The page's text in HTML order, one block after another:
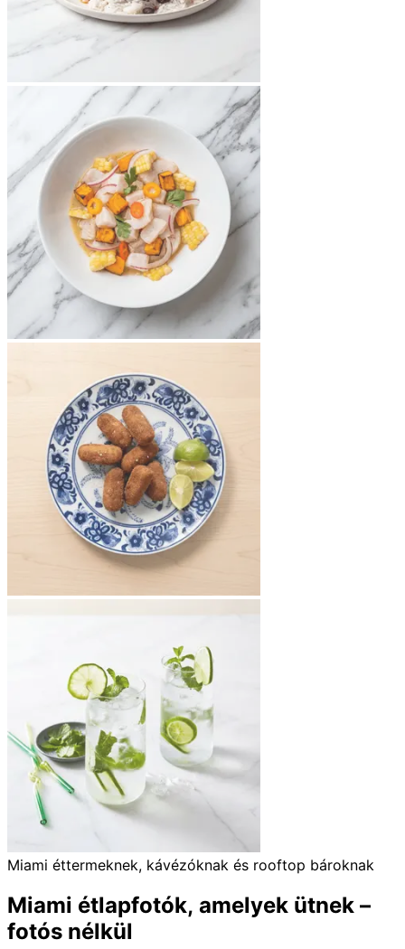
Miami éttermeknek, kávézóknak és rooftop bároknak
Miami étlapfotók, amelyek ütnek –
fotós nélkül